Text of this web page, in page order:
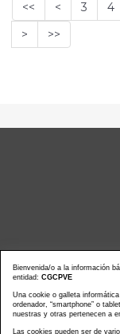
<< < 3 4
>
>>
Noticias actualidad
Revistas
Multimedias
Bienvenida/o a la información
entidad: CGCPVE
Una cookie o galleta
ordenador, “smartphone” o
nuestras y otras pertenecen a
Las cookies pueden ser de